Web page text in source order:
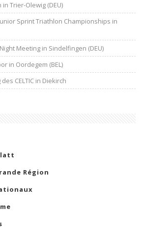
in Trier-Olewig (DEU)
Sprint Triathlon Championships in
Meeting in Sindelfingen (DEU)
in Oordegem (BEL)
CELTIC in Diekirch
Région